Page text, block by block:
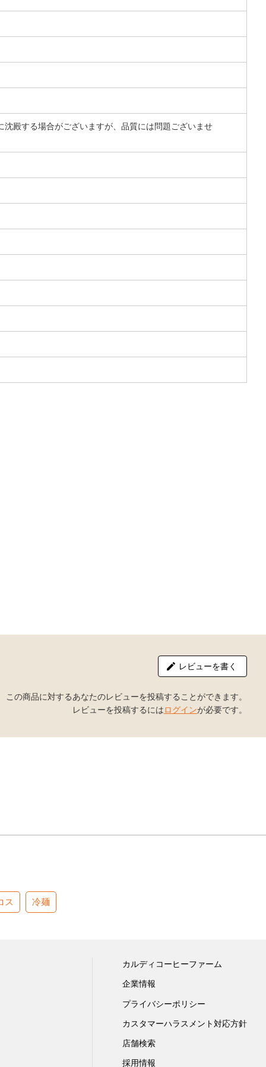
殿する場合がございますが、品質には問題ございませ
レビューを書く
この商品に対するあなたのレビューを投稿することができます。
レビューを投稿するにはログインが必要です。
ス 冷麺
カルディコーヒーファーム
企業情報
プライバシーポリシー
カスタマーハラスメント対応方針
店舗検索
採用情報